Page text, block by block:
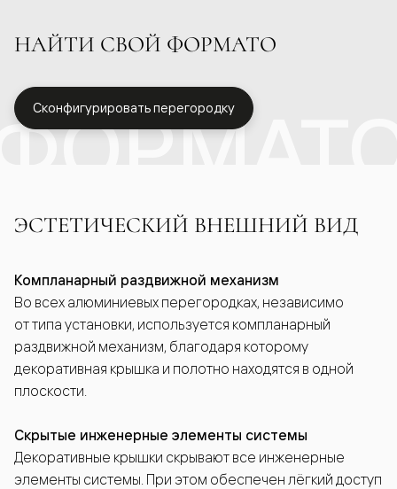
НАЙТИ СВОЙ ФОРМАТО
Сконфигурировать перегородку
ЭСТЕТИЧЕСКИЙ ВНЕШНИЙ ВИД
Компланарный раздвижной механизм
Во всех алюминиевых перегородках, независимо
от типа установки, используется компланарный
раздвижной механизм, благодаря которому
декоративная крышка и полотно находятся в одной
плоскости.
Скрытые инженерные элементы системы
Декоративные крышки скрывают все инженерные
элементы системы. При этом обеспечен лёгкий доступ